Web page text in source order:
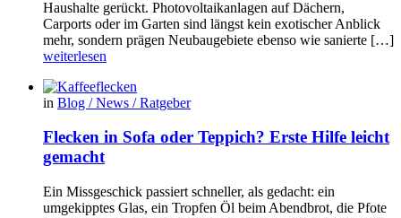
Haushalte gerückt. Photovoltaikanlagen auf Dächern,
Carports oder im Garten sind längst kein exotischer Anblick
mehr, sondern prägen Neubaugebiete ebenso wie sanierte […]
weiterlesen
in Blog / News / Ratgeber
Flecken in Sofa oder Teppich? Erste Hilfe leicht
gemacht
Ein Missgeschick passiert schneller, als gedacht: ein
umgekipptes Glas, ein Tropfen Öl beim Abendbrot, die Pfote